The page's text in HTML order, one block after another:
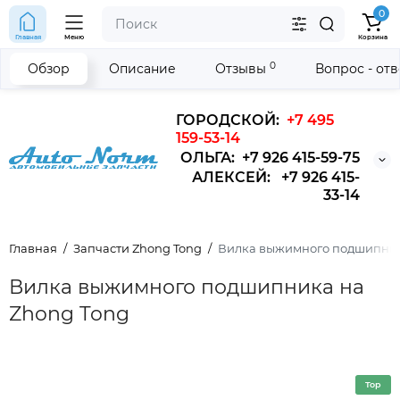
ГОРОДСКОЙ: +7 495
159-53-14
ОЛЬГА: +7 926 415-59-75
АЛЕКСЕЙ: +7 926 415-
33-14
Главная Меню
0
Корзина
Главная Запчасти Zhong Tong Вилка выжимного
Вилка выжимного подшипника на
Zhong Tong
Обзор Описание Отзывы 0 Вопрос -
Top